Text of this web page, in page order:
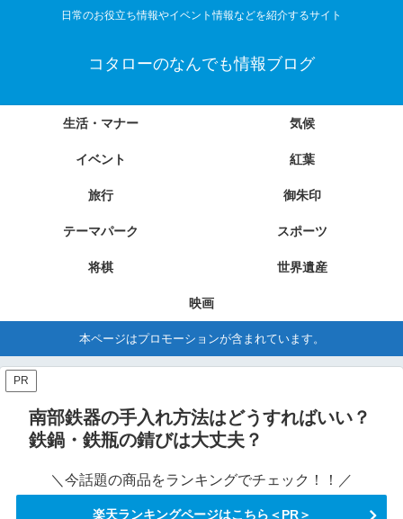
日常のお役立ち情報やイベント情報などを紹介するサイト
コタローのなんでも情報ブログ
生活・マナー 気候
イベント 紅葉
旅行 御朱印
テーマパーク スポーツ
将棋 世界遺産
映画
本ページはプロモーションが含まれています。
PR
南部鉄器の手入れ方法はどうすればいい？
鉄鍋・鉄瓶の錆びは大丈夫？
＼今話題の商品をランキングでチェック！！／
楽天ランキングページはこちら＜PR＞